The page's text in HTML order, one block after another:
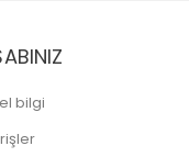
bilgi